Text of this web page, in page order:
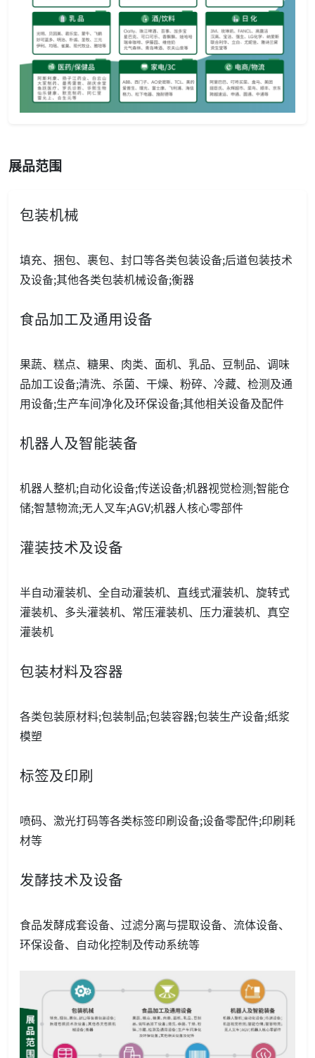
展品范围
包装机械
填充、捆包、裹包、封口等各类包装设备;后道包装技术
及设备;其他各类包装机械设备;衡器
食品加工及通用设备
果蔬、糕点、糖果、肉类、面机、乳品、豆制品、调味
品加工设备;清洗、杀菌、干燥、粉碎、冷藏、检测及通
用设备;生产车间净化及环保设备;其他相关设备及配件
机器人及智能装备
机器人整机;自动化设备;传送设备;机器视觉检测;智能仓
储;智慧物流;无人叉车;AGV;机器人核心零部件
灌装技术及设备
半自动灌装机、全自动灌装机、直线式灌装机、旋转式
灌装机、多头灌装机、常压灌装机、压力灌装机、真空
灌装机
包装材料及容器
各类包装原材料;包装制品;包装容器;包装生产设备;纸浆
模塑
标签及印刷
喷码、激光打码等各类标签印刷设备;设备零配件;印刷耗
材等
发酵技术及设备
食品发酵成套设备、过滤分离与提取设备、流体设备、
环保设备、自动化控制及传动系统等